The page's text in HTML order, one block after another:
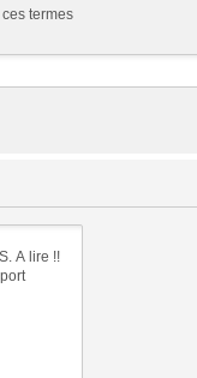
termes